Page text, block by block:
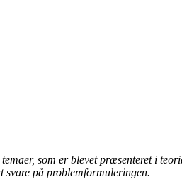
som er blevet præsenteret i
svare på problemformuleringen.